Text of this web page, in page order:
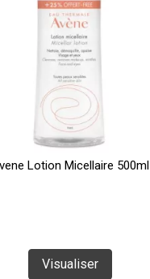
Lotion Micellaire 500ml
Visualiser